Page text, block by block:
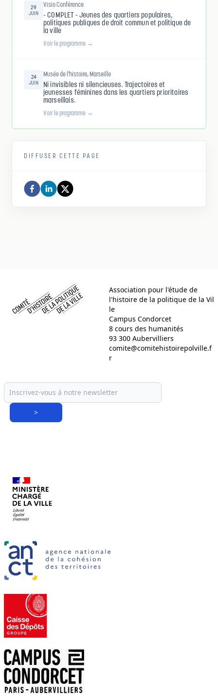
29
JUIN
Visio Conférence
- COMPLET - Jeunes des quartiers populaires,
politiques publiques de droit commun et politique de
la ville
Voir le programme →
24
JUIN
Musée de l'histoire, Marseille
Ni invisibles ni silencieuses. Trajectoires et
jeunesses féminines dans les quartiers prioritaires
marseillais.
Voir le programme →
DIFFUSER CETTE PAGE
Association pour l'étude de
l'histoire de la politique de la Vil
le
Campus Condorcet
8 cours des humanités
93 300 Aubervilliers
comite@comitehistoirepolville.f
r
>